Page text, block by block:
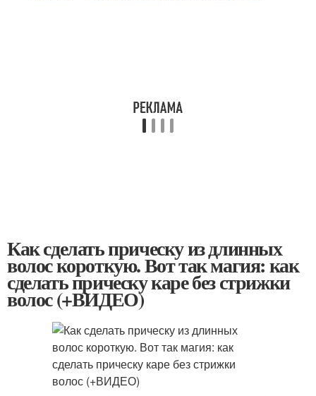
Как сделать прическу из длинных
волос короткую. Вот так магия: как
сделать прическу каре без стрижки
волос (+ВИДЕО)